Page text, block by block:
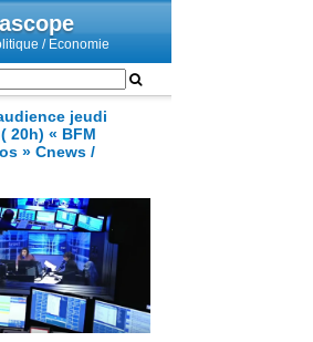
/ Economie
jeudi
20h) « BFM
» Cnews /